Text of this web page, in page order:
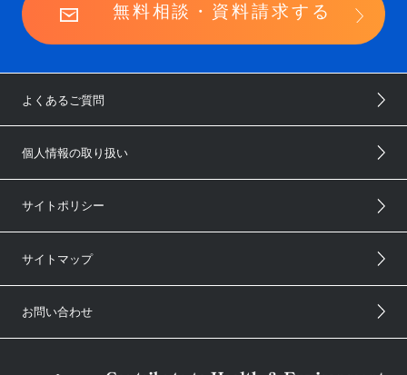
無料相談・資料請求する
よくあるご質問
個人情報の取り扱い
サイトポリシー
サイトマップ
お問い合わせ